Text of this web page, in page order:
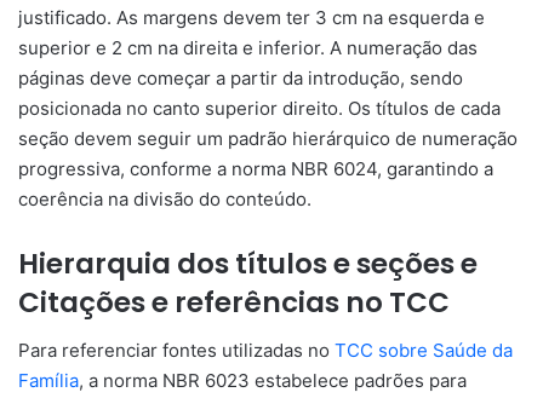
justificado. As margens devem ter 3 cm na esquerda e
superior e 2 cm na direita e inferior. A numeração das
páginas deve começar a partir da introdução, sendo
posicionada no canto superior direito. Os títulos de cada
seção devem seguir um padrão hierárquico de numeração
progressiva, conforme a norma NBR 6024, garantindo a
coerência na divisão do conteúdo.
Hierarquia dos títulos e seções e
Citações e referências no TCC
Para referenciar fontes utilizadas no TCC sobre Saúde da
Família, a norma NBR 6023 estabelece padrões para